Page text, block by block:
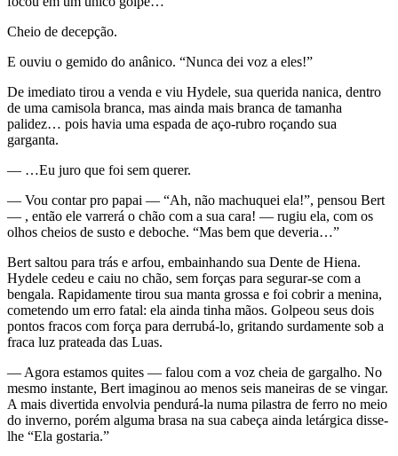
Cheio de decepção.
E ouviu o gemido do anânico. “Nunca dei voz a eles!”
De imediato tirou a venda e viu Hydele, sua querida nanica, dentro
de uma camisola branca, mas ainda mais branca de tamanha
palidez… pois havia uma espada de aço-rubro roçando sua
garganta.
— …Eu juro que foi sem querer.
— Vou contar pro papai — “Ah, não machuquei ela!”, pensou Bert
— , então ele varrerá o chão com a sua cara! — rugiu ela, com os
olhos cheios de susto e deboche. “Mas bem que deveria…”
Bert saltou para trás e arfou, embainhando sua Dente de Hiena.
Hydele cedeu e caiu no chão, sem forças para segurar-se com a
bengala. Rapidamente tirou sua manta grossa e foi cobrir a menina,
cometendo um erro fatal: ela ainda tinha mãos. Golpeou seus dois
pontos fracos com força para derrubá-lo, gritando surdamente sob a
fraca luz prateada das Luas.
— Agora estamos quites — falou com a voz cheia de gargalho. No
mesmo instante, Bert imaginou ao menos seis maneiras de se vingar.
A mais divertida envolvia pendurá-la numa pilastra de ferro no meio
do inverno, porém alguma brasa na sua cabeça ainda letárgica disse-
lhe “Ela gostaria.”